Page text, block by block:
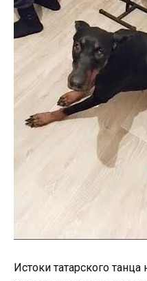
Истоки татарского танца